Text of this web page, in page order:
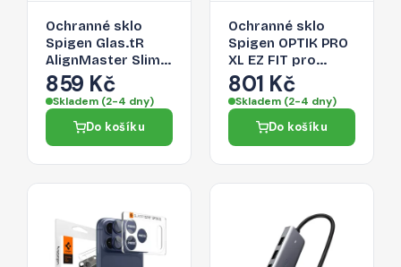
Ochranné sklo
Spigen Glas.tR
AlignMaster Slim
3-Pack pro iPhone
17 Pro Max -
transparentní
859 Kč
Skladem (2-4 dny)
Do košíku
Ochranné sklo
Spigen OPTIK PRO
XL EZ FIT pro
iPhone 17 Pro Max -
stříbrné
801 Kč
Skladem (2-4 dny)
Do košíku